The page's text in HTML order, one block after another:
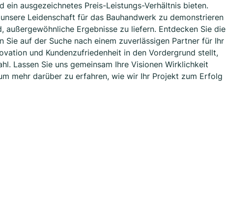
ein ausgezeichnetes Preis-Leistungs-Verhältnis bieten.
Leidenschaft für das Bauhandwerk zu demonstrieren
außergewöhnliche Ergebnisse zu liefern. Entdecken Sie die
Sie auf der Suche nach einem zuverlässigen Partner für Ihr
und Kundenzufriedenheit in den Vordergrund stellt,
Lassen Sie uns gemeinsam Ihre Visionen Wirklichkeit
mehr darüber zu erfahren, wie wir Ihr Projekt zum Erfolg